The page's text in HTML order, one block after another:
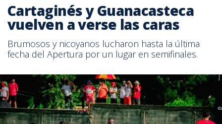
Cartaginés y Guanacasteca
vuelven a verse las caras
Brumosos y nicoyanos lucharon hasta la última
fecha del Apertura por un lugar en semifinales.